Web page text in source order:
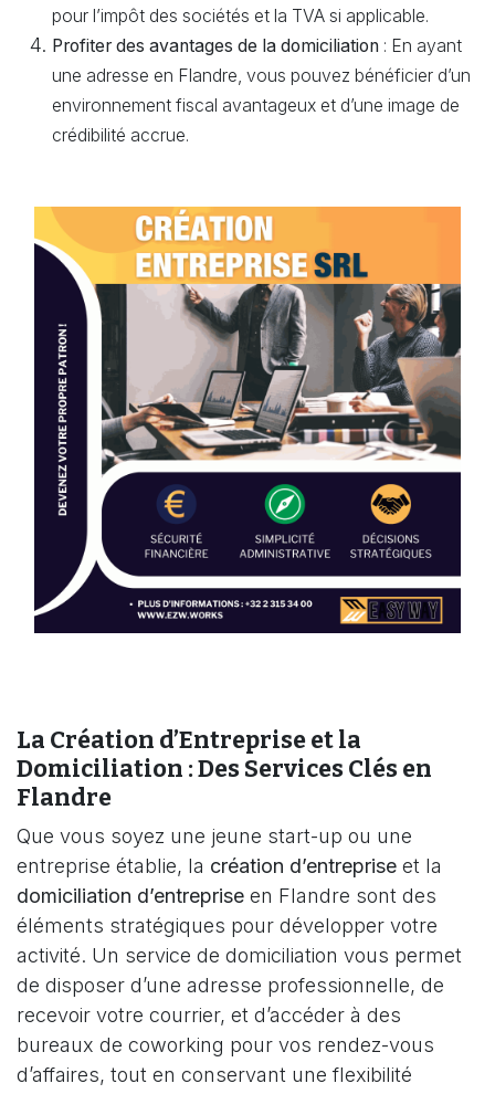
pour l’impôt des sociétés et la TVA si applicable.
Profiter des avantages de la domiciliation : En ayant
une adresse en Flandre, vous pouvez bénéficier d’un
environnement fiscal avantageux et d’une image de
crédibilité accrue.
La Création d’Entreprise et la
Domiciliation : Des Services Clés en
Flandre
Que vous soyez une jeune start-up ou une
entreprise établie, la création d’entreprise et la
domiciliation d’entreprise en Flandre sont des
éléments stratégiques pour développer votre
activité. Un service de domiciliation vous permet
de disposer d’une adresse professionnelle, de
recevoir votre courrier, et d’accéder à des
bureaux de coworking pour vos rendez-vous
d’affaires, tout en conservant une flexibilité